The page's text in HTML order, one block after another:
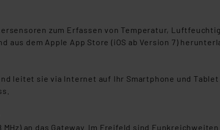
zum Erfassen von Temperatur,
aus dem Apple App Store (iOS ab Version 7)
leitet sie via Internet auf Ihr Smartphone und
an das Gateway. Im Freifeld sind Funkreichweiten